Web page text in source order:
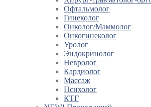
Офтальмолог
Гинеколог
Онколог/Маммолог
Онкогинеколог
Уролог
Эндокринолог
Невролог
Кардиолог
Массаж
Психолог
КТГ